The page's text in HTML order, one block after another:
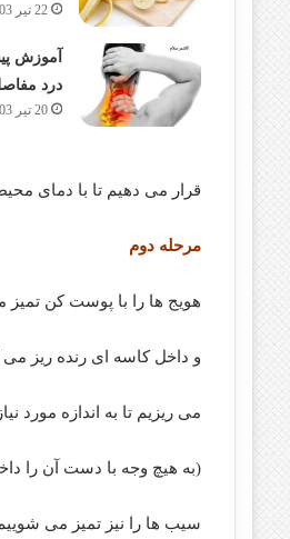
22 تیر 1403
آموزش
درد
20 تیر 1403
قرار می دهیم تا با دمای
مرحله دوم
هویج ها را با پوست کن
و داخل کاسه ای رنده ریز می
می ریزیم تا به اندازه مورد
(به هیچ وجه با دست آن را
سیب ها را نیز تمیز می